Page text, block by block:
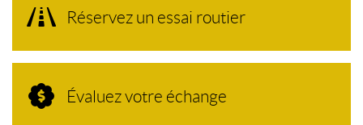
Réservez un essai routier
Évaluez votre échange